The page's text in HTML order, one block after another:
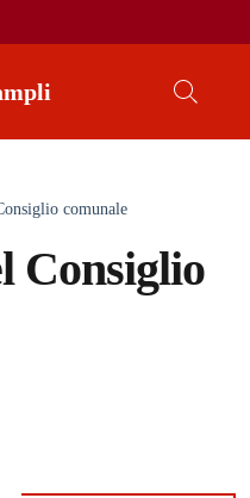
comunale
Consiglio